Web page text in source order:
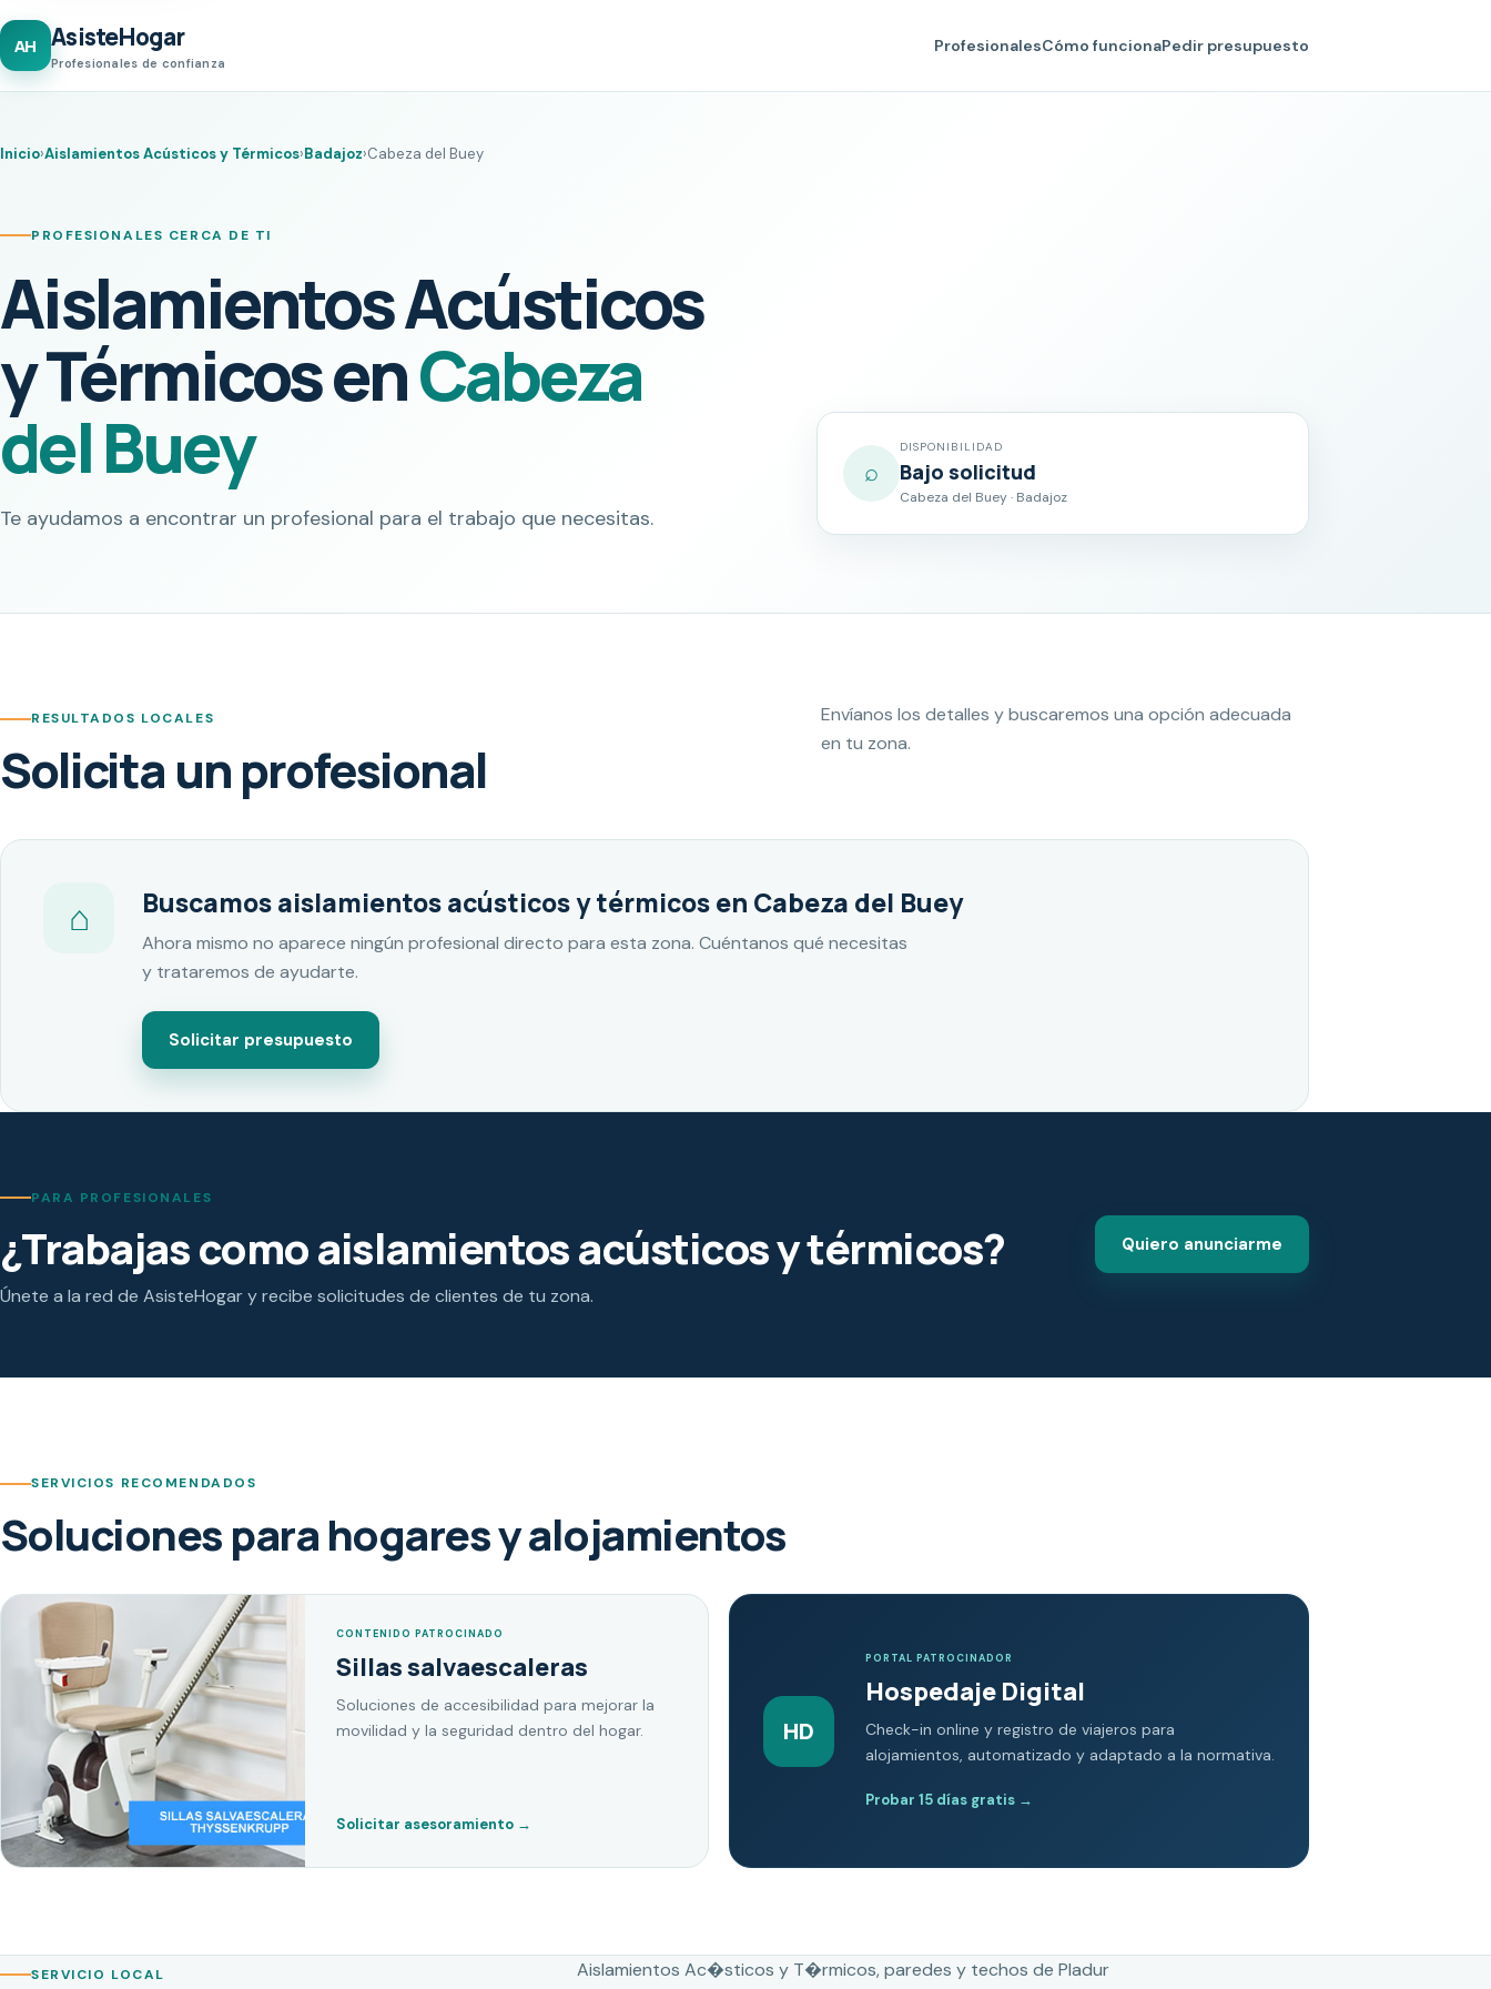
AH AsisteHogar
Profesionales de confianza
ProfesionalesCómo funcionaPedir presupuesto
Inicio›Aislamientos Acústicos y Térmicos›Badajoz›Cabeza del Buey
PROFESIONALES CERCA DE TI
Aislamientos Acústicos
y Térmicos enCabeza
del Buey
Te ayudamos a encontrar un profesional para el trabajo que necesitas.
⌕
DISPONIBILIDAD
Bajo solicitud
Cabeza del Buey · Badajoz
RESULTADOS LOCALES
Solicita un profesional
Envíanos los detalles y buscaremos una opción adecuada
en tu zona.
⌂ Buscamos aislamientos acústicos y térmicos en Cabeza del Buey
Ahora mismo no aparece ningún profesional directo para esta zona. Cuéntanos qué necesitas
y trataremos de ayudarte.
Solicitar presupuesto
PARA PROFESIONALES
¿Trabajas como aislamientos acústicos y térmicos?
Únete a la red de AsisteHogar y recibe solicitudes de clientes de tu zona.
Quiero anunciarme
SERVICIOS RECOMENDADOS
Soluciones para hogares y alojamientos
CONTENIDO PATROCINADO
Sillas salvaescaleras
Soluciones de accesibilidad para mejorar la
movilidad y la seguridad dentro del hogar.
Solicitar asesoramiento →
HD
PORTAL PATROCINADOR
Hospedaje Digital
Check-in online y registro de viajeros para
alojamientos, automatizado y adaptado a la normativa.
Probar 15 días gratis →
SERVICIO LOCAL Aislamientos Ac�sticos y T�rmicos, paredes y techos de Pladur